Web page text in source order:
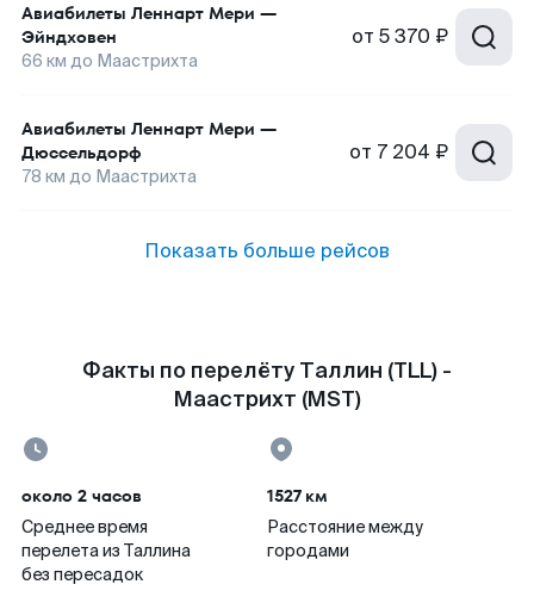
Авиабилеты Леннарт Мери —
Эйндховен
66 км до Маастрихта
от 5 370 ₽
Авиабилеты Леннарт Мери —
Дюссельдорф
78 км до Маастрихта
от 7 204 ₽
Показать больше рейсов
Факты по перелёту Таллин (TLL) -
Маастрихт (MST)
около 2 часов
Среднее время
перелета из Таллина
без пересадок
1527 км
Расстояние между
городами